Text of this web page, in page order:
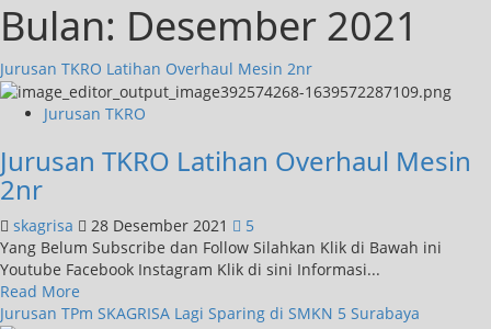
Bulan: Desember 2021
Jurusan TKRO Latihan Overhaul Mesin 2nr
Jurusan TKRO
Jurusan TKRO Latihan Overhaul Mesin
2nr
skagrisa 28 Desember 2021
5
Yang Belum Subscribe dan Follow Silahkan Klik di Bawah ini
Youtube Facebook Instagram Klik di sini Informasi...
Read More
Jurusan TPm SKAGRISA Lagi Sparing di SMKN 5 Surabaya